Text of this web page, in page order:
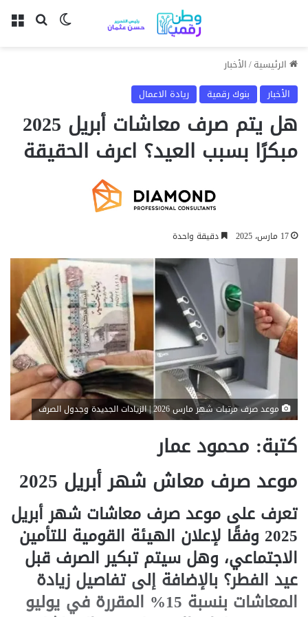
بحث عنالوضع
الرئيسية/الأخبار
الأخبار
بنوك رقمية ريادة الاعمال
هل يتم صرف معاشات أبريل 2025
مبكرًا بسبب العيد؟ اعرف الحقيقة
17 مارس، 2025 دقيقة واحدة
موعد صرف مرتبات شهر مارس 2026 | الزيادات الجديدة وجدول الصرف
كتبة: محمود عمار
موعد صرف معاش شهر أبريل 2025
تعرف على موعد صرف معاشات شهر أبريل
2025 وفقًا لإعلان الهيئة القومية للتأمين
الاجتماعي، وهل سيتم تبكير الصرف قبل
عيد الفطر؟ بالإضافة إلى تفاصيل زيادة
المعاشات بنسبة 15% المقررة في يوليو